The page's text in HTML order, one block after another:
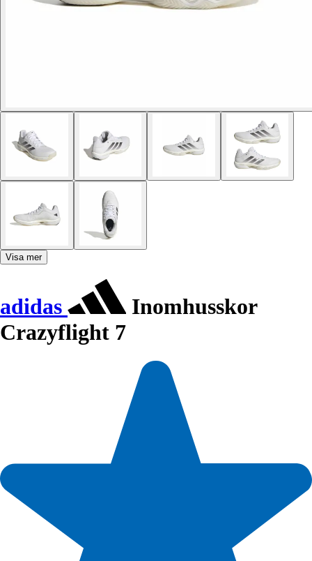
Visa mer
adidas
Inomhusskor
Crazyflight 7